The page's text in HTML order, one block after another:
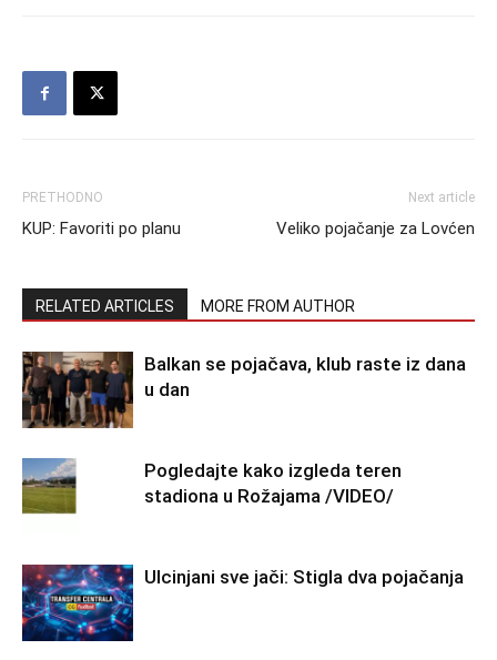
PRETHODNO
KUP: Favoriti po planu
Next article
Veliko pojačanje za Lovćen
RELATED ARTICLES MORE FROM AUTHOR
Balkan se pojačava, klub raste iz dana
u dan
Pogledajte kako izgleda teren
stadiona u Rožajama /VIDEO/
Ulcinjani sve jači: Stigla dva pojačanja